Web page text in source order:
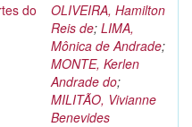
do
OLIVEIRA, Hamilton
Reis de; LIMA,
Mônica de Andrade;
MONTE, Kerlen
Andrade do;
MILITÃO, Vivianne
Benevides